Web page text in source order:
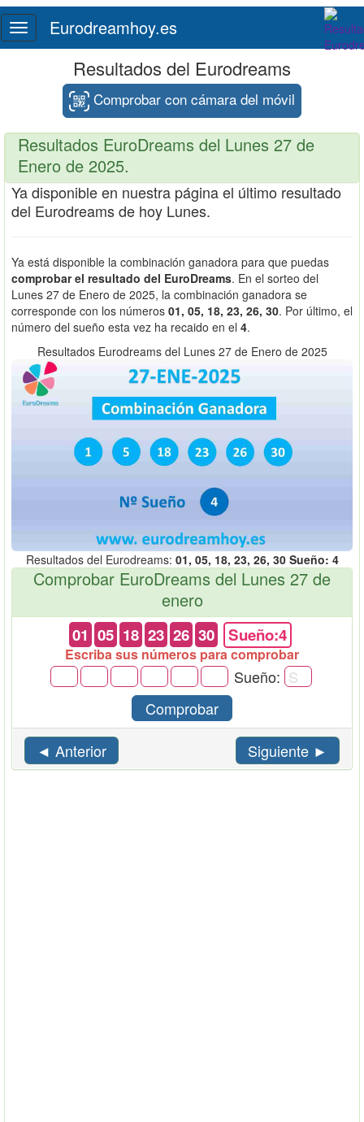
Toggle
navigation
Eurodreamhoy.es
Resultados del Eurodreams
Comprobar con cámara del móvil
Resultados EuroDreams del Lunes 27 de
Enero de 2025.
Ya disponible en nuestra página el último resultado
del Eurodreams de hoy Lunes.
Ya está disponible la combinación ganadora para que puedas
comprobar el resultado del EuroDreams. En el sorteo del
Lunes 27 de Enero de 2025, la combinación ganadora se
corresponde con los números 01, 05, 18, 23, 26, 30. Por último, el
número del sueño esta vez ha recaido en el 4.
Resultados Eurodreams del Lunes 27 de Enero de 2025
Resultados del Eurodreams: 01, 05, 18, 23, 26, 30 Sueño: 4
Comprobar EuroDreams del Lunes 27 de
enero
01 05 18 23 26 30 Sueño:4
Escriba sus números para comprobar
Sueño:
Comprobar
◄ Anterior
Siguiente ►